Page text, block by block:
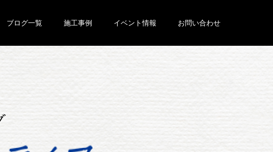
ブログ一覧 施工事例 イベント情報 お問い合わせ